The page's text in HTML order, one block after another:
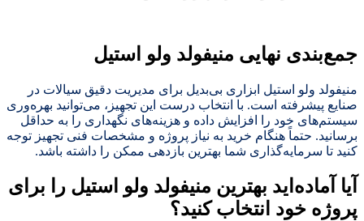
جمع‌بندی نهایی منیفولد ولو استیل
منیفولد ولو استیل ابزاری بی‌بدیل برای مدیریت دقیق سیالات در
صنایع پیشرفته است. با انتخاب درست این تجهیز، می‌توانید بهره‌وری
سیستم‌های خود را افزایش داده و هزینه‌های نگهداری را به حداقل
برسانید. حتماً هنگام خرید به نیاز پروژه و مشخصات فنی تجهیز توجه
کنید تا سرمایه‌گذاری شما بهترین بازدهی ممکن را داشته باشد.
آیا آماده‌اید بهترین منیفولد ولو استیل را برای
پروژه خود انتخاب کنید؟